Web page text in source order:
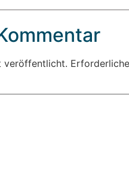
veröffentlicht.